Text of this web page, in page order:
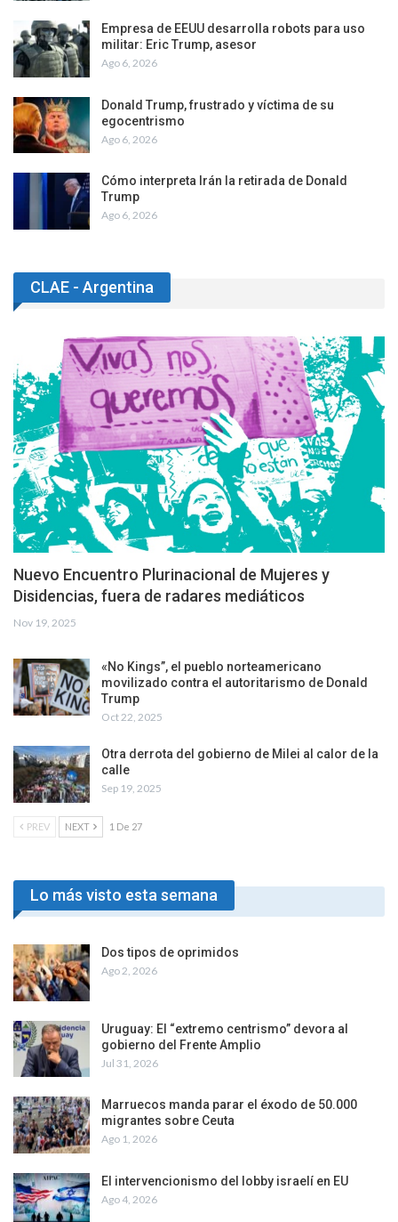
Empresa de EEUU desarrolla robots para uso
militar: Eric Trump, asesor
Ago 6, 2026
Donald Trump, frustrado y víctima de su
egocentrismo
Ago 6, 2026
Cómo interpreta Irán la retirada de Donald
Trump
Ago 6, 2026
CLAE - Argentina
Nuevo Encuentro Plurinacional de Mujeres y
Disidencias, fuera de radares mediáticos
Nov 19, 2025
«No Kings”, el pueblo norteamericano
movilizado contra el autoritarismo de Donald
Trump
Oct 22, 2025
Otra derrota del gobierno de Milei al calor de la
calle
Sep 19, 2025
PREV NEXT 1 De 27
Lo más visto esta semana
Dos tipos de oprimidos
Ago 2, 2026
Uruguay: El “extremo centrismo” devora al
gobierno del Frente Amplio
Jul 31, 2026
Marruecos manda parar el éxodo de 50.000
migrantes sobre Ceuta
Ago 1, 2026
El intervencionismo del lobby israelí en EU
Ago 4, 2026